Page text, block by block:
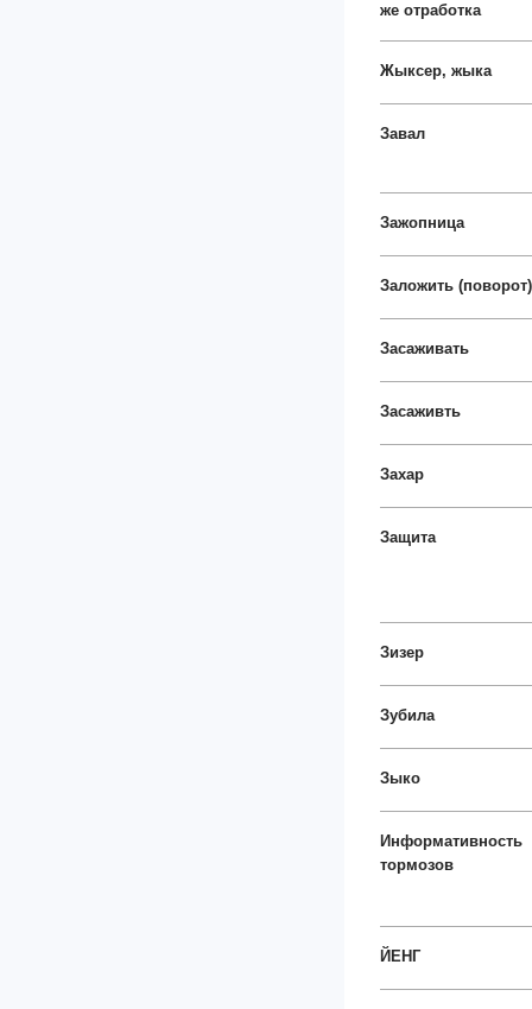
же отработка
Жыксер, жыка
Завал
Зажопница
Заложить (поворот)
Засаживать
Засаживть
Захар
Защита
Зизер
Зубила
Зыко
Информативность
тормозов
ЙЕНГ